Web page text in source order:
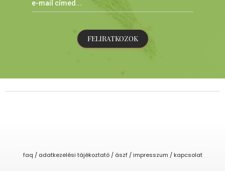
FELIRATKOZOK
faq / adatkezelési tájékoztató / ászf / impresszum / kapcsolat